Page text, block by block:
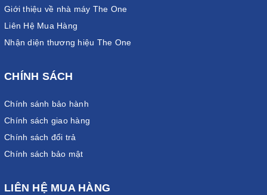
Giới thiệu về nhà máy The One
Liên Hệ Mua Hàng
Nhận diện thương hiệu The One
CHÍNH SÁCH
Chính sánh bảo hành
Chính sách giao hàng
Chính sách đổi trả
Chính sách bảo mật
LIÊN HỆ MUA HÀNG